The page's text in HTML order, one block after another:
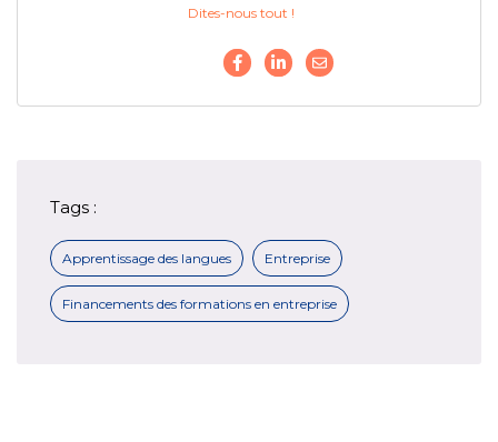
Dites-nous tout !
Tags :
Apprentissage des langues Entreprise
Financements des formations en entreprise